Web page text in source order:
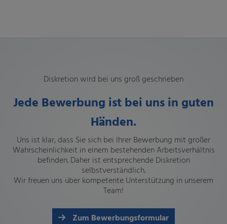
Diskretion wird bei uns groß geschrieben
Jede Bewerbung ist bei uns in guten
Händen.
Uns ist klar, dass Sie sich bei Ihrer Bewerbung mit großer
Wahrscheinlichkeit in einem bestehenden Arbeitsverhältnis
befinden. Daher ist entsprechende Diskretion
selbstverständlich.
Wir freuen uns über kompetente Unterstützung in unserem
Team!
Zum Bewerbungsformular